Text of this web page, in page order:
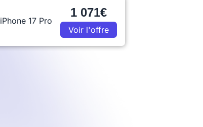
iPhone 17 Pro
1 071€
Voir l'offre